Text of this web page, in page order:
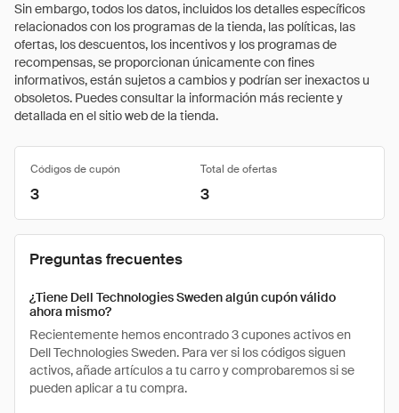
Sin embargo, todos los datos, incluidos los detalles específicos
relacionados con los programas de la tienda, las políticas, las
ofertas, los descuentos, los incentivos y los programas de
recompensas, se proporcionan únicamente con fines
informativos, están sujetos a cambios y podrían ser inexactos u
obsoletos. Puedes consultar la información más reciente y
detallada en el sitio web de la tienda.
Códigos de cupón Total de ofertas
3 3
Preguntas frecuentes
¿Tiene Dell Technologies Sweden algún cupón válido
ahora mismo?
Recientemente hemos encontrado 3 cupones activos en
Dell Technologies Sweden. Para ver si los códigos siguen
activos, añade artículos a tu carro y comprobaremos si se
pueden aplicar a tu compra.